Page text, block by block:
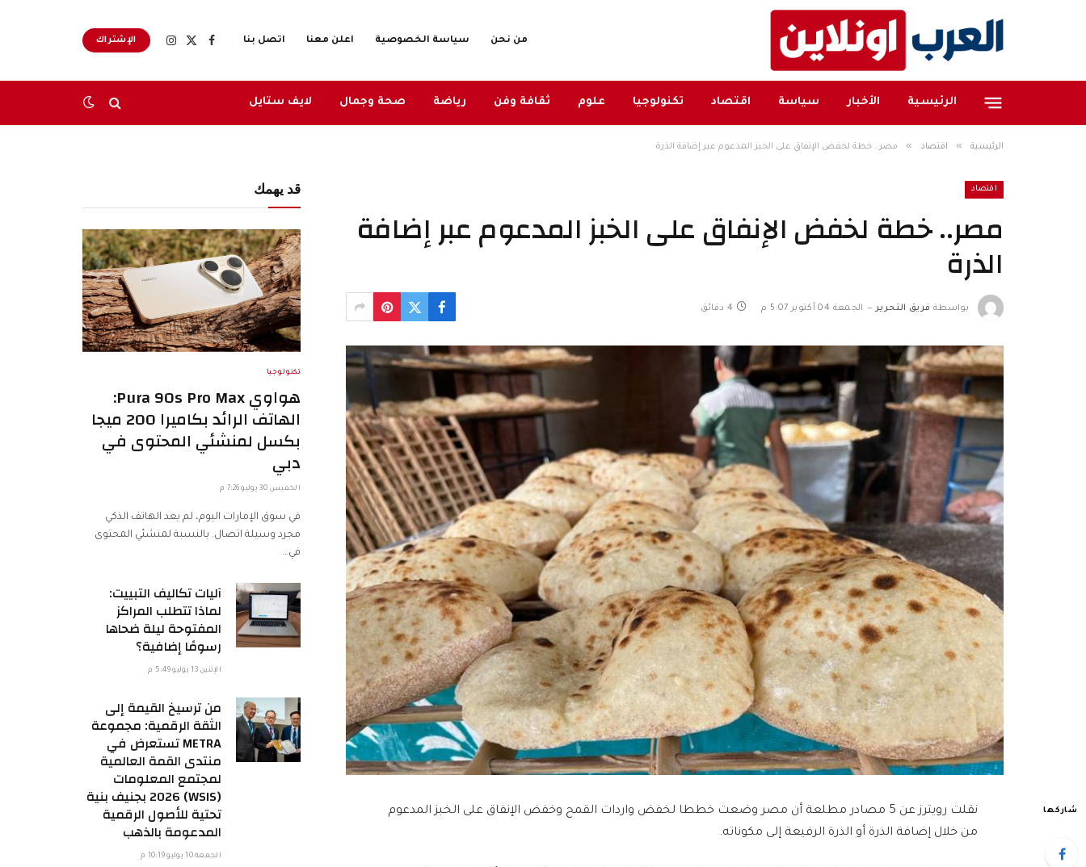
من نحن سياسة الخصوصية اعلن معنا اتصل بنا
فيسبوك
X
الانستغرام
الإشتراك
الرئيسية الأخبار سياسة اقتصاد تكنولوجيا علوم ثقافة وفن رياضة صحة وجمال لايف ستايل
الرئيسية » اقتصاد » مصر.. خطة لخفض الإنفاق على الخبز المدعوم عبر إضافة الذرة
اقتصاد
مصر.. خطة لخفض الإنفاق على الخبز المدعوم عبر إضافة
الذرة
بواسطة فريق التحرير الجمعة 04 أكتوبر 5:07 م 4 دقائق
شاركها
نقلت رويترز عن 5 مصادر مطلعة أن مصر وضعت خططا لخفض واردات القمح وخفض الإنفاق على الخبز المدعوم
من خلال إضافة الذرة أو الذرة الرفيعة إلى مكوناته.
قد يهمك
تكنولوجيا
هواوي Pura 90s Pro Max:
الهاتف الرائد بكاميرا 200 ميجا
بكسل لمنشئي المحتوى في
دبي
الخميس 30 يوليو 7:26 م
في سوق الإمارات اليوم، لم يعد الهاتف الذكي
مجرد وسيلة اتصال. بالنسبة لمنشئي المحتوى
في…
آليات تكاليف التبييت:
لماذا تتطلب المراكز
المفتوحة ليلة ضحاها
رسومًا إضافية؟
الإثنين 13 يوليو 5:49 م
من ترسيخ القيمة إلى
الثقة الرقمية: مجموعة
METRA تستعرض في
منتدى القمة العالمية
لمجتمع المعلومات
(WSIS) 2026 بجنيف بنية
تحتية للأصول الرقمية
المدعومة بالذهب
الجمعة 10 يوليو 10:19 م